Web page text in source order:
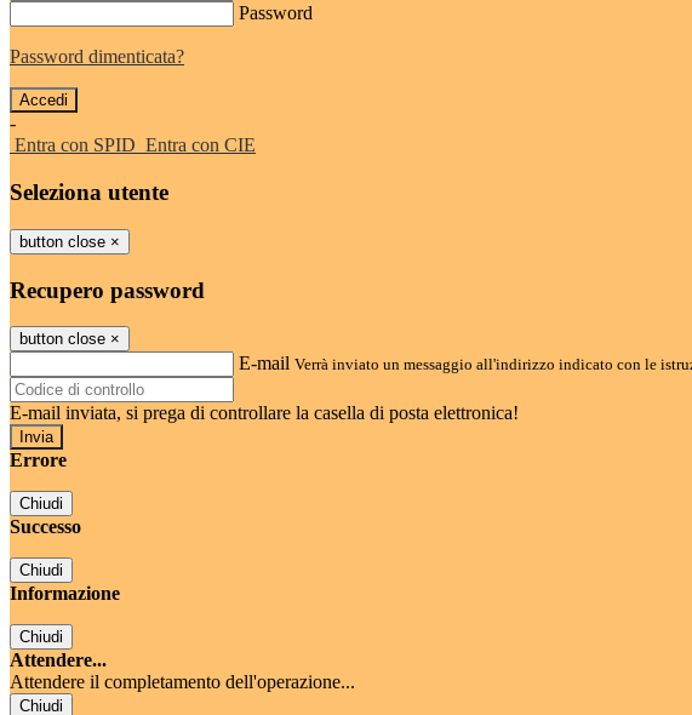
Password
Password dimenticata?
-
Entra con SPID Entra con CIE
Seleziona utente
button close ×
Recupero password
button close ×
E-mail Verrà inviato un messaggio all'indirizzo indicato con le
E-mail inviata, si prega di controllare la casella di posta elettronica!
Errore
Chiudi
Successo
Chiudi
Informazione
Chiudi
Attendere...
Attendere il completamento dell'operazione...
Chiudi